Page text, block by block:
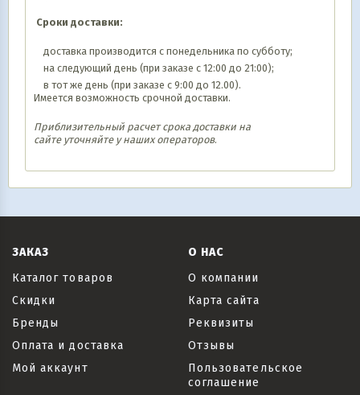
Сроки доставки:
доставка производится с понедельника по субботу;
на следующий день (при заказе с 12:00 до 21:00);
в тот же день (при заказе с 9:00 до 12.00).
Имеется возможность срочной доставки.
Приблизительный расчет срока доставки на
сайте уточняйте у наших операторов.
ЗАКАЗ
Каталог товаров
Скидки
Бренды
Оплата и доставка
Мой аккаунт
О НАС
О компании
Карта сайта
Реквизиты
Отзывы
Пользовательское
соглашение